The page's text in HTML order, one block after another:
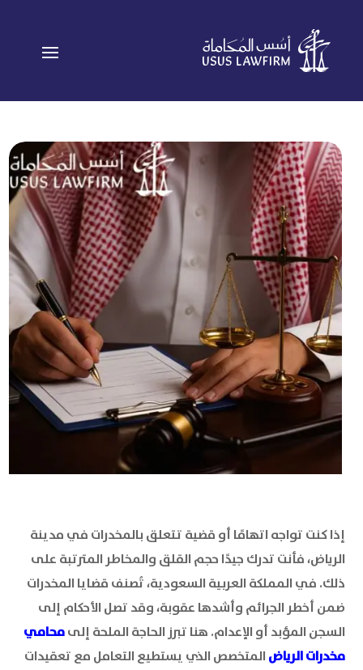
إذا كنت تواجه اتهامًا أو قضية تتعلق بالمخدرات في مدينة
الرياض، فأنت تدرك جيدًا حجم القلق والمخاطر المترتبة على
ذلك. في المملكة العربية السعودية، تُصنف قضايا المخدرات
ضمن أخطر الجرائم وأشدها عقوبة، وقد تصل الأحكام إلى
السجن المؤبد أو الإعدام. هنا تبرز الحاجة الملحة إلىمحامي
مخدرات الرياض المتخصص الذي يستطيع التعامل مع تعقيدات